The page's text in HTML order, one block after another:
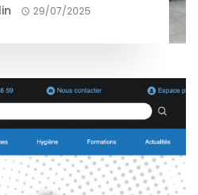
29/07/2025